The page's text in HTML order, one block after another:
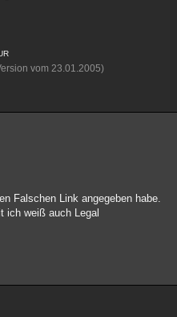
vom 23.01.2005)
Falschen Link angegeben habe.
ich weiß auch Legal